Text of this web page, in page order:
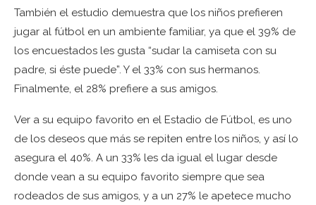
También el estudio demuestra que los niños prefieren
jugar al fútbol en un ambiente familiar, ya que el 39% de
los encuestados les gusta “sudar la camiseta con su
padre, si éste puede”. Y el 33% con sus hermanos.
Finalmente, el 28% prefiere a sus amigos.
Ver a su equipo favorito en el Estadio de Fútbol, es uno
de los deseos que más se repiten entre los niños, y así lo
asegura el 40%. A un 33% les da igual el lugar desde
donde vean a su equipo favorito siempre que sea
rodeados de sus amigos, y a un 27% le apetece mucho